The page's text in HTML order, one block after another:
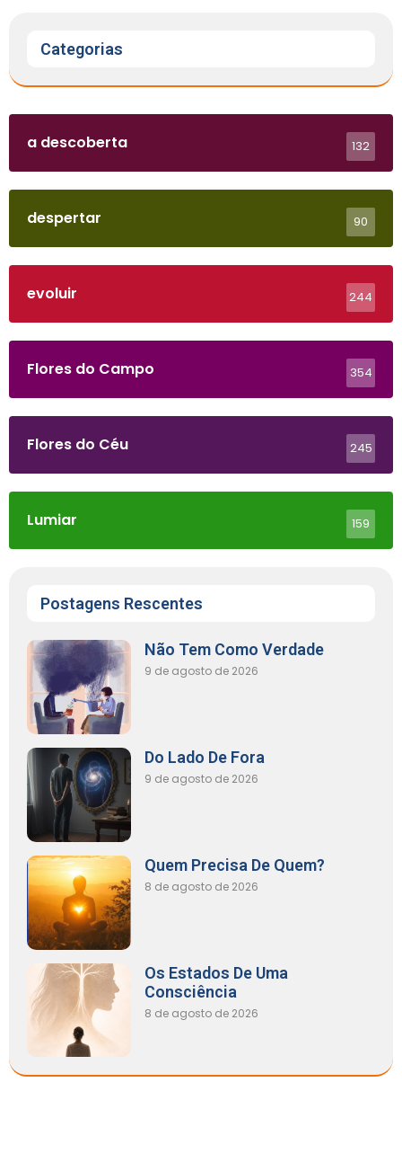
Categorias
a descoberta 132
despertar 90
evoluir 244
Flores do Campo 354
Flores do Céu 245
Lumiar 159
Postagens Rescentes
Não Tem Como Verdade
9 de agosto de 2026
Do Lado De Fora
9 de agosto de 2026
Quem Precisa De Quem?
8 de agosto de 2026
Os Estados De Uma
Consciência
8 de agosto de 2026